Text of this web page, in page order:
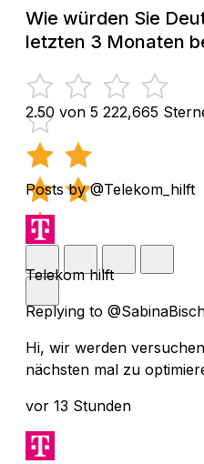
Wie würden Sie
letzten 3 Monaten
2.50 von 5 222,665
Posts by @Telekom_hilft
Telekom hilft
Replying to
Hi, wir werden
nächsten mal zu
vor 13 Stunden